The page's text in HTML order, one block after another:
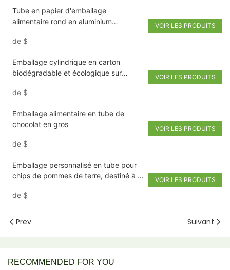
Tube en papier d'emballage
alimentaire rond en aluminium
250 g, pour céréales et petit-déjeuner
aluminium résistant à l'humidité.
de $
VOIR LES PRODUITS
Emballage cylindrique en carton
biodégradable et écologique sur
en vrac de qualité supérieure.
de $
VOIR LES PRODUITS
Emballage alimentaire en tube de
chocolat en gros
de $
VOIR LES PRODUITS
Emballage personnalisé en tube pour
chips de pommes de terre, destiné à la
de $
VOIR LES PRODUITS
Prev Suivant
RECOMMENDED FOR YOU